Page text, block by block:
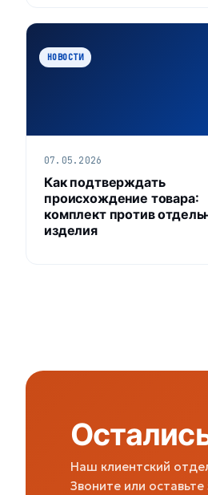
НОВОСТИ
07.05.2026
Как подтверждать
происхождение товара:
комплект против
изделия
Наш клиентский
Звоните или